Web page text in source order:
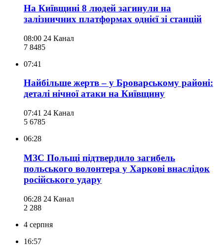
На Київщині 8 людей загинули на
залізничних платформах однієї зі станцій
08:00 24 Канал
7 8485
07:41
Найбільше жертв – у Броварському районі:
деталі нічної атаки на Київщину
07:41 24 Канал
5 6785
06:28
МЗС Польщі підтвердило загибель
польського волонтера у Харкові внаслідок
російського удару
06:28 24 Канал
2 288
4 серпня
16:57